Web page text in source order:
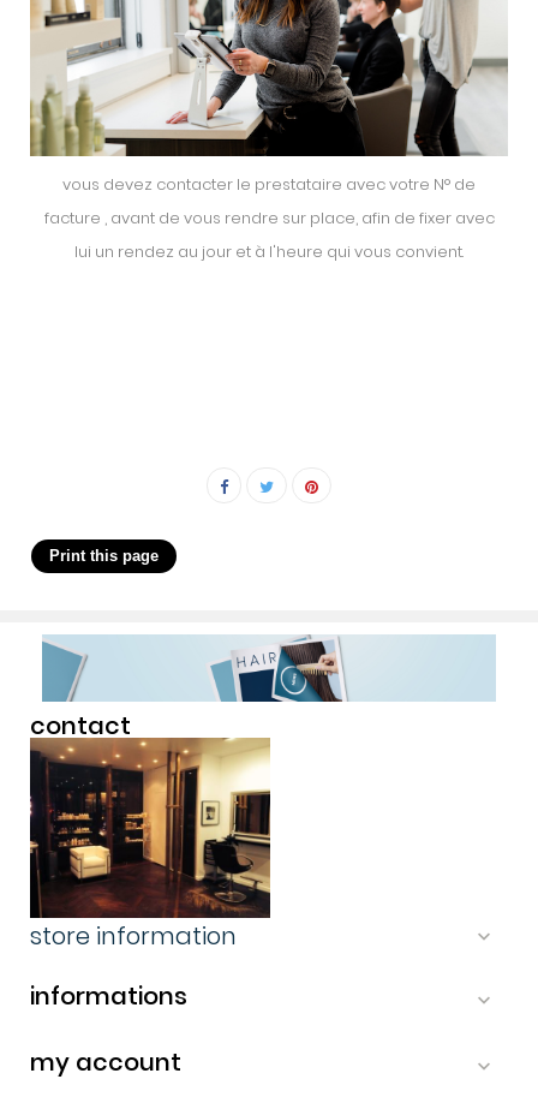
vous devez contacter le prestataire avec votre N° de
facture , avant de vous rendre sur place, afin de fixer avec
lui un rendez au jour et à l'heure qui vous convient.
contact
store information 
informations 
my account 